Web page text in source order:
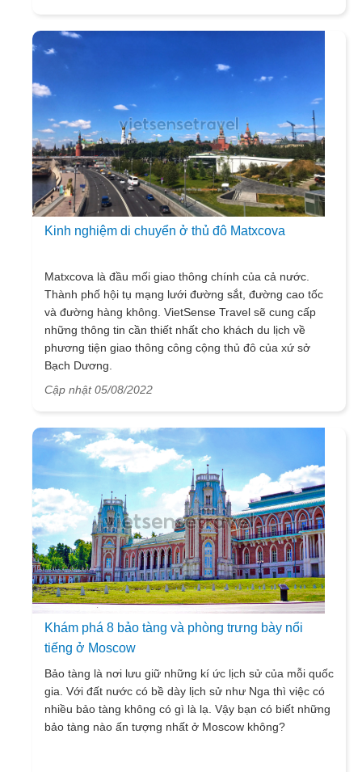
Kinh nghiệm di chuyển ở thủ đô Matxcova
Matxcova là đầu mối giao thông chính của cả nước.
Thành phố hội tụ mạng lưới đường sắt, đường cao tốc
và đường hàng không. VietSense Travel sẽ cung cấp
những thông tin cần thiết nhất cho khách du lịch về
phương tiện giao thông công cộng thủ đô của xứ sở
Bạch Dương.
Cập nhật 05/08/2022
Khám phá 8 bảo tàng và phòng trưng bày nổi
tiếng ở Moscow
Bảo tàng là nơi lưu giữ những kí ức lịch sử của mỗi quốc
gia. Với đất nước có bề dày lịch sử như Nga thì việc có
nhiều bảo tàng không có gì là lạ. Vậy bạn có biết những
bảo tàng nào ấn tượng nhất ở Moscow không?